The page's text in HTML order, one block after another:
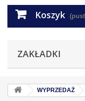
Koszyk
ZAKŁADKI
WYPRZEDAŻ